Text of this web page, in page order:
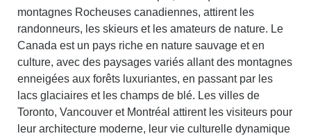
montagnes Rocheuses canadiennes, attirent les
randonneurs, les skieurs et les amateurs de nature. Le
Canada est un pays riche en nature sauvage et en
culture, avec des paysages variés allant des montagnes
enneigées aux forêts luxuriantes, en passant par les
lacs glaciaires et les champs de blé. Les villes de
Toronto, Vancouver et Montréal attirent les visiteurs pour
leur architecture moderne, leur vie culturelle dynamique